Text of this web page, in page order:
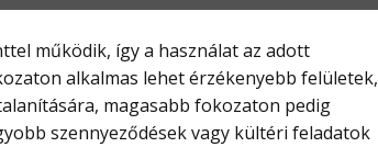
alkalmas lehet érzékenyebb felületek,
magasabb fokozaton pedig
szennyeződések vagy kültéri feladatok